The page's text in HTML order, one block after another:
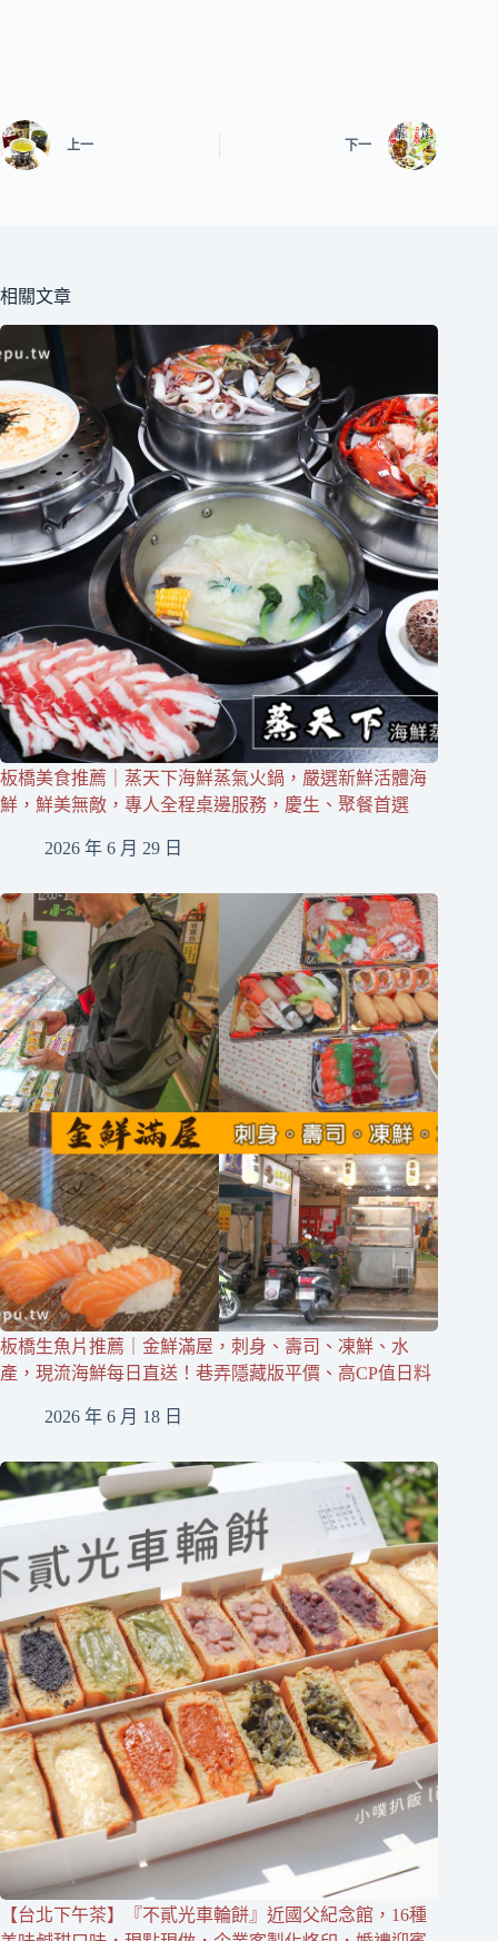
上一 下一
相關文章
板橋美食推薦｜蒸天下海鮮蒸氣火鍋，嚴選新鮮活體海
鮮，鮮美無敵，專人全程桌邊服務，慶生、聚餐首選
2026 年 6 月 29 日
板橋生魚片推薦｜金鮮滿屋，刺身、壽司、凍鮮、水
產，現流海鮮每日直送！巷弄隱藏版平價、高CP值日料
2026 年 6 月 18 日
【台北下午茶】『不貳光車輪餅』近國父紀念館，16種